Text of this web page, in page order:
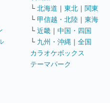
└ 北海道 ｜ 東北 ｜ 関東
└ 甲信越・北陸 ｜ 東海
└ 近畿 ｜ 中国・四国
└ 九州・沖縄 ｜ 全国
カラオケボックス
テーマパーク